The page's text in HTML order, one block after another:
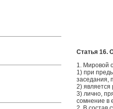
Статья 16.
1. Мировой
1) при
заседания,
2) является
3) лично,
сомнение в